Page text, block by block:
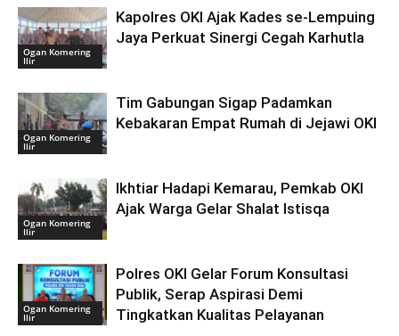
Ogan Komering
Ilir
Kapolres OKI Ajak Kades se-Lempuing
Jaya Perkuat Sinergi Cegah Karhutla
Ogan Komering
Ilir
Tim Gabungan Sigap Padamkan
Kebakaran Empat Rumah di Jejawi OKI
Ogan Komering
Ilir
Ikhtiar Hadapi Kemarau, Pemkab OKI
Ajak Warga Gelar Shalat Istisqa
Ogan Komering
Ilir
Polres OKI Gelar Forum Konsultasi
Publik, Serap Aspirasi Demi
Tingkatkan Kualitas Pelayanan